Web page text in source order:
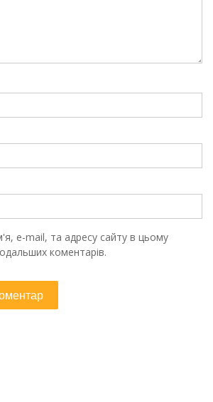
e-mail, та адресу сайту в цьому
коментарів.